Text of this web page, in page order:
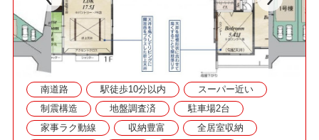
南道路 駅徒歩10分以内
スーパー近い
制震構造
地盤調査済
駐車場2台
家事ラク動線
収納豊富
全居室収納